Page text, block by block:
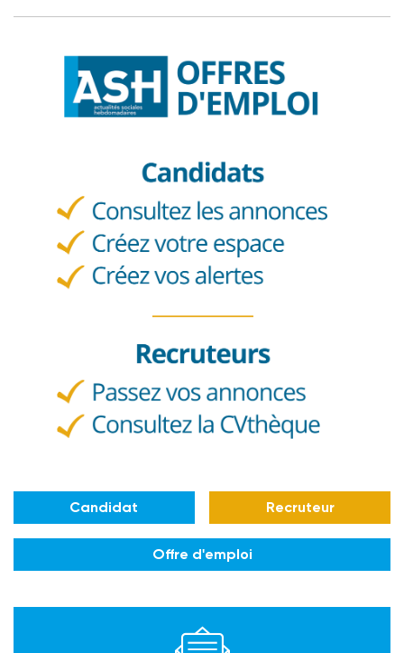
Candidat Recruteur
Offre d'emploi